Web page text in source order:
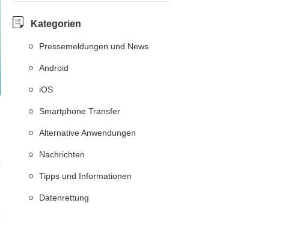
Kategorien
Pressemeldungen und News
Android
iOS
Smartphone Transfer
Alternative Anwendungen
Nachrichten
Tipps und Informationen
Datenrettung